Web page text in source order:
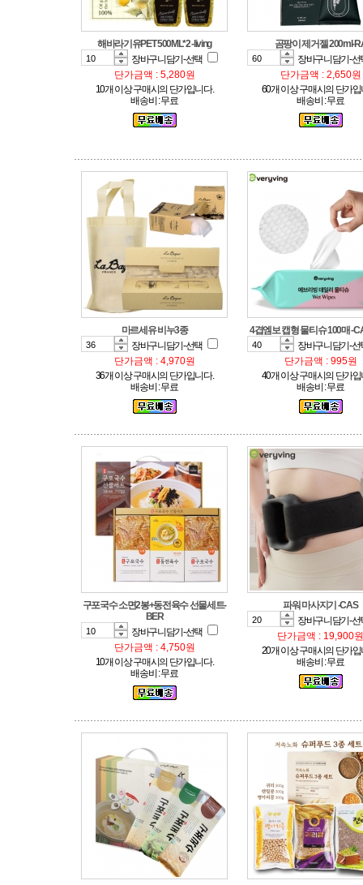
해바라기유PET 500ML*2 -living
장바구니담기-선택
단가금액 : 5,280원
10개 이상 구매시의 단가입니다.
배송비 : 무료
곰팡이 제거젤 200ml-
장바구니담기-
단가금액 : 2,650원
60개 이상 구매시의 단가입
배송비 : 무료
마르세유 비누3종
장바구니담기-선택
단가금액 : 4,970원
36개 이상 구매시의 단가입니다.
배송비 : 무료
4겹엠보 캡형 물티슈 100매 -
장바구니담기-
단가금액 : 995원
40개 이상 구매시의 단가입
배송비 : 무료
BER
장바구니담기-선택
단가금액 : 4,750원
10개 이상 구매시의 단가입니다.
배송비 : 무료
파워 마사지기 -CAS
장바구니담기-
단가금액 : 19,900원
20개 이상 구매시의 단가입
배송비 : 무료